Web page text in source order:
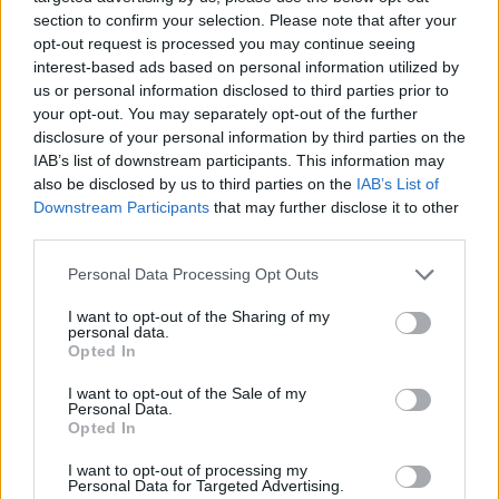
section to confirm your selection. Please note that after your
opt-out request is processed you may continue seeing
interest-based ads based on personal information utilized by
us or personal information disclosed to third parties prior to
your opt-out. You may separately opt-out of the further
disclosure of your personal information by third parties on the
IAB’s list of downstream participants. This information may
also be disclosed by us to third parties on the IAB’s List of
Downstream Participants that may further disclose it to other
Personal Data Processing Opt Outs
I want to opt-out of the Sharing of my
personal data.
Opted In
I want to opt-out of the Sale of my
Personal Data.
Opted In
I want to opt-out of processing my
Personal Data for Targeted Advertising.
Dzień dobry, pół roku temu przyjmowałam
tabletki Qlaira ,jednak przerwałam niestety
uderzenia gorąca i zawroty głowy wróciły .
Zaczęłam znowu przyjmować tabletki mimo iż
jestem 2 tygodnie po okresie ,dziś wezmę 5
tabletkę czy dzień ma znaczenia kiedy przyjęłam
pierwszą tabletkę ?
Forum:Ginekologia - forum dla rodziny i
pacjentki
POWIĄZANE
embolizacja mięśniaków macicy
ropień gruczołu bartholina opryszczka